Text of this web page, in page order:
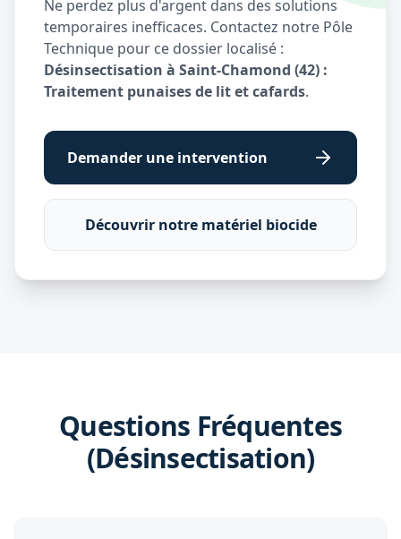
Ne perdez plus d'argent dans des solutions
temporaires inefficaces. Contactez notre Pôle
Technique pour ce dossier localisé :
Désinsectisation à Saint-Chamond (42) :
Traitement punaises de lit et cafards.
Demander une intervention
Découvrir notre matériel biocide
Questions Fréquentes
(Désinsectisation)